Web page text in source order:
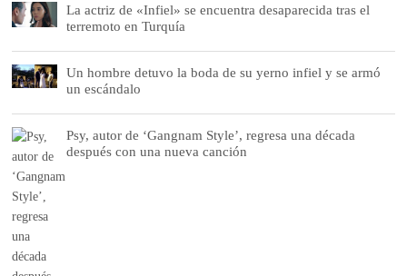
La actriz de «Infiel» se encuentra desaparecida tras el
terremoto en Turquía
Un hombre detuvo la boda de su yerno infiel y se armó
un escándalo
Psy, autor de ‘Gangnam Style’, regresa una década
después con una nueva canción